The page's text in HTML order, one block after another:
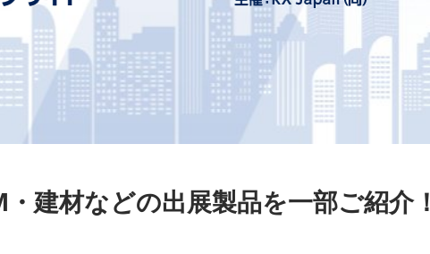
建材などの出展製品を一部ご紹介！